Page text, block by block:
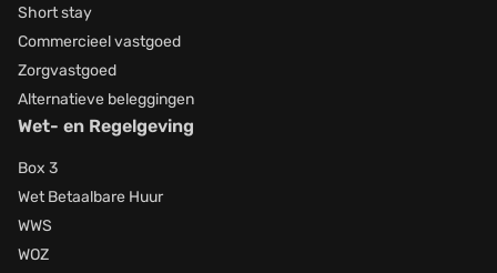
Short stay
Commercieel vastgoed
Zorgvastgoed
Alternatieve beleggingen
Wet- en Regelgeving
Box 3
Wet Betaalbare Huur
WWS
WOZ